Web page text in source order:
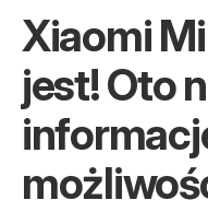
Xiaomi
jest! Oto